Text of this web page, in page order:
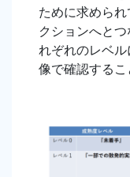
ために求めら
クションへとつ
れぞれのレベ
像で確認するこ